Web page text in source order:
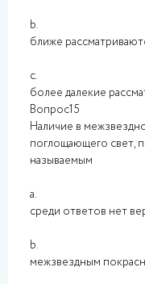
b.
ближе
c.
более далекие
Вопрос15
Наличие в
поглощающего свет,
называемым
a.
среди ответов нет
b.
межзвездным